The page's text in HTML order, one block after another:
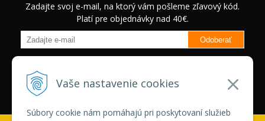
Vaše nastavenie cookies
Súbory cookie nám pomáhajú pri poskytovaní služieb
Zadajte svoj e-mail, na ktorý vám pošleme zľavový kód.
Platí pre objednávky nad 40€.
Odoberať
zľavách na vybrané produkty.
Neplatí pre Veľkoobchodných
zákazníkov.